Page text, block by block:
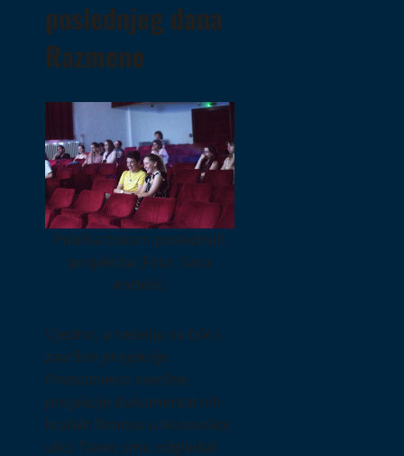
poslednjeg dana
Razmene
Publika tokom poslednjih
projekcija (Foto: Sara
Anđelić)
Ujedno, u nedelju su bile i
završne projekcije.
Prvenstveno završne
projekcije dokumentarnih
kratkih filmova u Kosovskoj
ulici. Tamo smo odgledali